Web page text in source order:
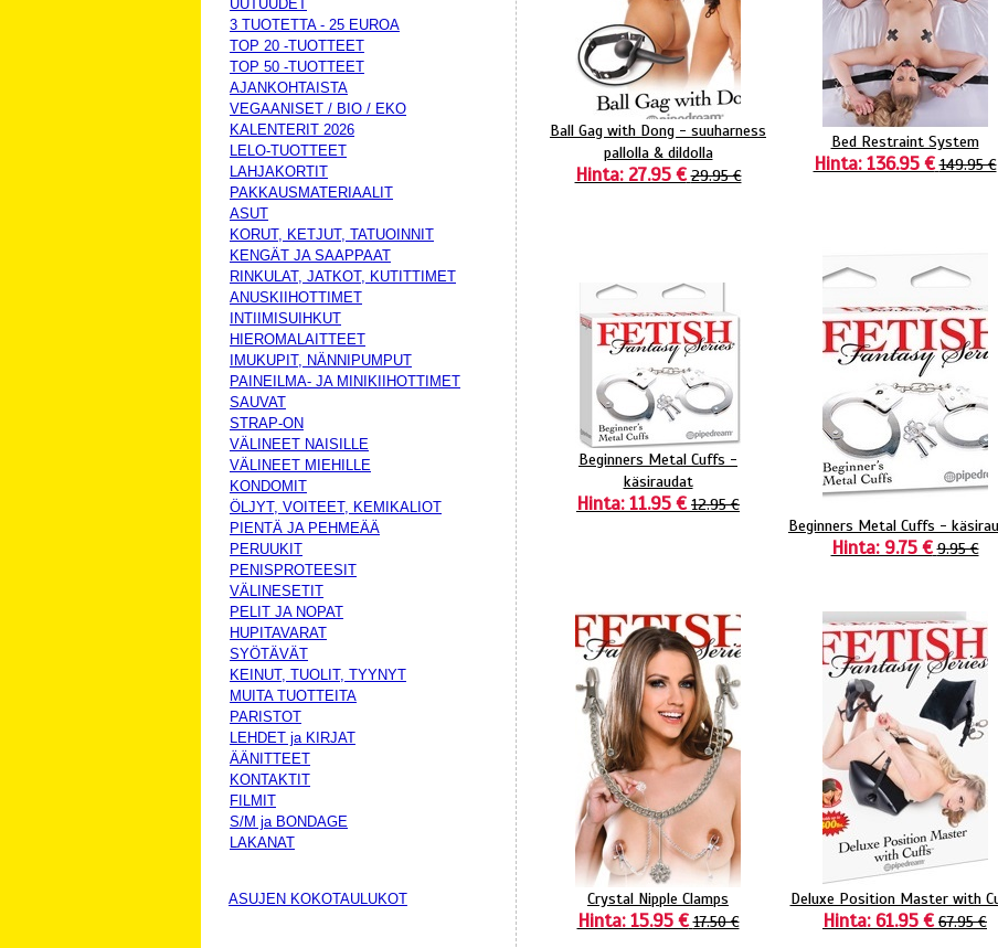
UUTUUDET
3 TUOTETTA - 25 EUROA
TOP 20 -TUOTTEET
TOP 50 -TUOTTEET
AJANKOHTAISTA
VEGAANISET / BIO / EKO
KALENTERIT 2026
LELO-TUOTTEET
LAHJAKORTIT
PAKKAUSMATERIAALIT
ASUT
KORUT, KETJUT, TATUOINNIT
KENGÄT JA SAAPPAAT
RINKULAT, JATKOT, KUTITTIMET
ANUSKIIHOTTIMET
INTIIMISUIHKUT
HIEROMALAITTEET
IMUKUPIT, NÄNNIPUMPUT
PAINEILMA- JA MINIKIIHOTTIMET
SAUVAT
STRAP-ON
VÄLINEET NAISILLE
VÄLINEET MIEHILLE
KONDOMIT
ÖLJYT, VOITEET, KEMIKALIOT
PIENTÄ JA PEHMEÄÄ
PERUUKIT
PENISPROTEESIT
VÄLINESETIT
PELIT JA NOPAT
HUPITAVARAT
SYÖTÄVÄT
KEINUT, TUOLIT, TYYNYT
MUITA TUOTTEITA
PARISTOT
LEHDET ja KIRJAT
ÄÄNITTEET
KONTAKTIT
FILMIT
S/M ja BONDAGE
LAKANAT
ASUJEN KOKOTAULUKOT
Ball Gag with Dong - suuharness
pallolla & dildolla
Hinta: 27.95 € 29.95 €
Bed Restraint System
Hinta: 136.95 € 149.95 €
Beginners Metal Cuffs -
käsiraudat
Hinta: 11.95 € 12.95 €
Beginners Metal Cuffs -
Hinta: 9.75 € 9.95 €
Crystal Nipple Clamps
Hinta: 15.95 € 17.50 €
Deluxe Position Master with
Hinta: 61.95 € 67.95 €